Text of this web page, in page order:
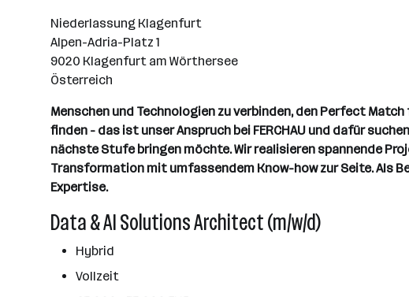
Niederlassung Klagenfurt
Alpen-Adria-Platz 1
9020 Klagenfurt am Wörthersee
Österreich
Menschen und Technologien zu verbinden, den Perfect
finden - das ist unser Anspruch bei FERCHAU und dafür
nächste Stufe bringen möchte. Wir realisieren spannende
Transformation mit umfassendem Know-how zur Seite. Als
Expertise.
Data & AI Solutions Architect (m/w/d)
Hybrid
Vollzeit